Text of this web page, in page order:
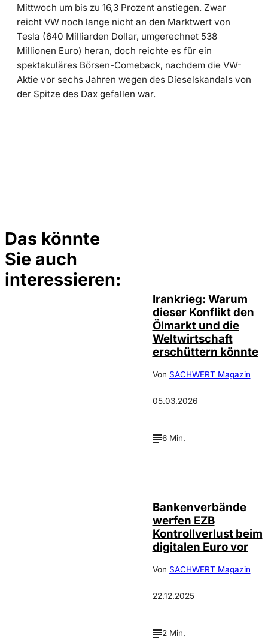
Mittwoch um bis zu 16,3 Prozent anstiegen. Zwar
reicht VW noch lange nicht an den Marktwert von
Tesla (640 Milliarden Dollar, umgerechnet 538
Millionen Euro) heran, doch reichte es für ein
spektakuläres Börsen-Comeback, nachdem die VW-
Aktie vor sechs Jahren wegen des Dieselskandals von
der Spitze des Dax gefallen war.
Das könnte
Sie auch
interessieren:
Irankrieg: Warum
dieser Konflikt den
Ölmarkt und die
Weltwirtschaft
erschüttern könnte
Von SACHWERT Magazin
05.03.2026
6 Min.
Bankenverbände
werfen EZB
Kontrollverlust beim
digitalen Euro vor
Von SACHWERT Magazin
22.12.2025
2 Min.